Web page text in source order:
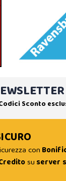
Sconto
con
su server